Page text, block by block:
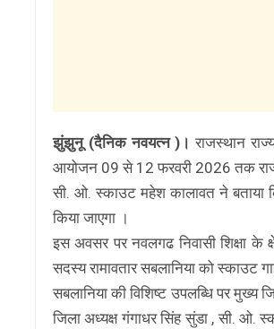
झुंझुनू (दैनिक नवयत्न )। राजस्थान
आयोजन 09 से 12 फरवरी 2026 तक
सी. ओ. स्काउट महेश कालावत ने बताया
किया जाएगा ।
इस अवसर पर नवलगढ निवासी शिक्षा के
सदस्य रामावतार सबलानिया को
सबलानिया की विशिष्ट उपलब्धि पर मुख्य
जिला अध्यक्ष गंगाधर सिंह सुंडा , सी. ओ.